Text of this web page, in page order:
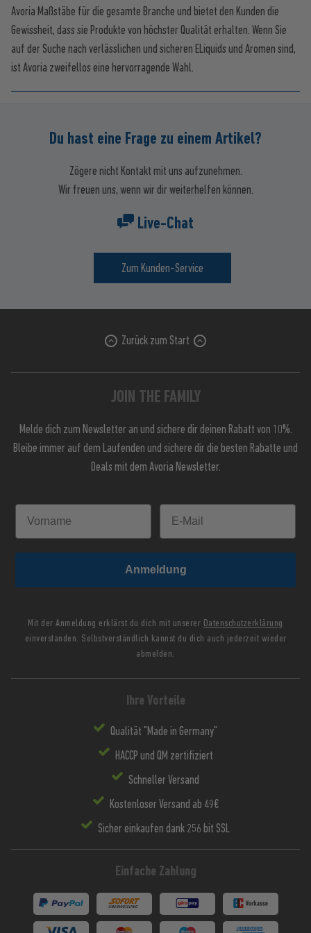
Avoria Maßstäbe für die gesamte Branche und bietet den Kunden die
Gewissheit, dass sie Produkte von höchster Qualität erhalten. Wenn Sie
auf der Suche nach verlässlichen und sicheren ELiquids und Aromen sind,
ist Avoria zweifellos eine hervorragende Wahl.
Du hast eine Frage zu einem Artikel?
Zögere nicht Kontakt mit uns aufzunehmen.
Wir freuen uns, wenn wir dir weiterhelfen können.
Live-Chat
Zum Kunden-Service
Zurück zum Start
JOIN THE FAMILY
Melde dich zum Newsletter an und sichere dir deinen Rabatt von 10%.
Bleibe immer auf dem Laufenden und sichere dir die besten Rabatte und
Deals mit dem Avoria Newsletter.
Anmeldung
Mit der Anmeldung erklärst du dich mit unserer Datenschutzerklärung
einverstanden. Selbstverständlich kannst du dich auch jederzeit wieder
abmelden.
Ihre Vorteile
Qualität "Made in Germany"
HACCP und QM zertifiziert
Schneller Versand
Kostenloser Versand ab 49€
Sicher einkaufen dank 256 bit SSL
Einfache Zahlung